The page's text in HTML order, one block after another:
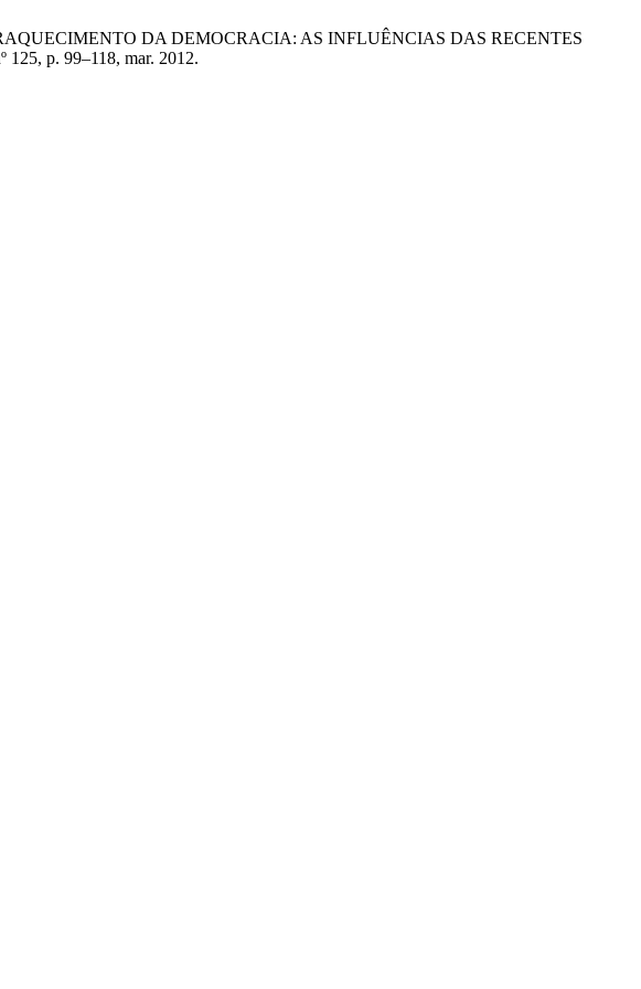
DA DEMOCRACIA: AS INFLUÊNCIAS DAS RECENTES
125, p. 99–118, mar. 2012.